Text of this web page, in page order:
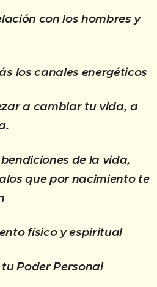
con los hombres y
los canales energéticos
a cambiar tu vida, a
de la vida,
que por nacimiento te
físico y espiritual
Poder Personal